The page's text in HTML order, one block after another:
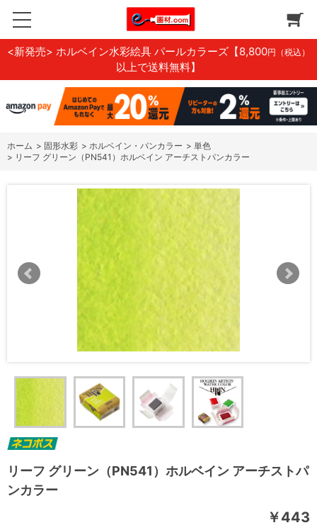
<新発売> ホルベイン水彩絵具 パールカラーズ 【8,800円（税込）
以上で送料無料】
ホーム > 固形水彩 > ホルベイン・パンカラー > 単色
> リーフ グリーン（PN541）ホルベイン アーチストパンカラー
リーフ グリーン（PN541）ホルベイン アーチストパ
ンカラー
￥443